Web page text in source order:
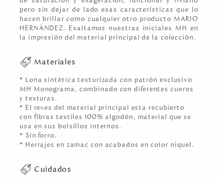
pero sin dejar de lado esas características que lo
hacen brillar como cualquier otro producto MARIO
HERNÁNDEZ. Exaltamos nuestras iniciales MH en
la impresión del material principal de la colección.
Materiales
* Lona sintética texturizada con patrón exclusivo
MH Monograma, combinado con diferentes cueros
y texturas.
* El reves del material principal esta recubierto
con fibras textiles 100% algodón, material que se
usa en sus bolsillos internos.
* Sin forro.
* Herrajes en zamac con acabados en color niquel.
Cuidados